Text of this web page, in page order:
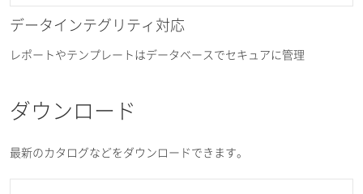
データインテグリティ対応
レポートやテンプレートはデータベースでセキュアに管理
ダウンロード
最新のカタログなどをダウンロードできます。